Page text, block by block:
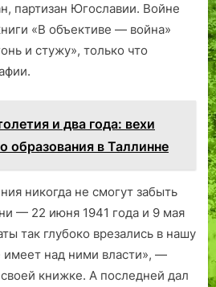
партизан Югославии. Войне
«В объективе — война»
и стужу», только что
и два года: вехи
образования в Таллинне
никогда не смогут забыть
— 22 июня 1941 года и 9 мая
так глубоко врезались в нашу
имеет над ними власти», —
книжке. А последней дал